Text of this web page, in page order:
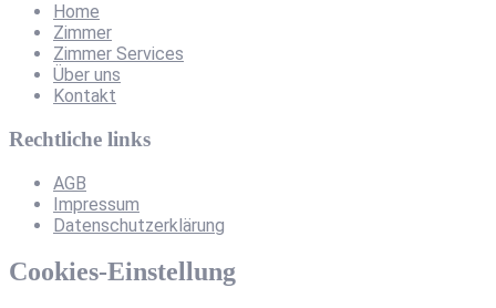
Home
Zimmer
Zimmer Services
Über uns
Kontakt
Rechtliche links
AGB
Impressum
Datenschutzerklärung
Cookies-Einstellung